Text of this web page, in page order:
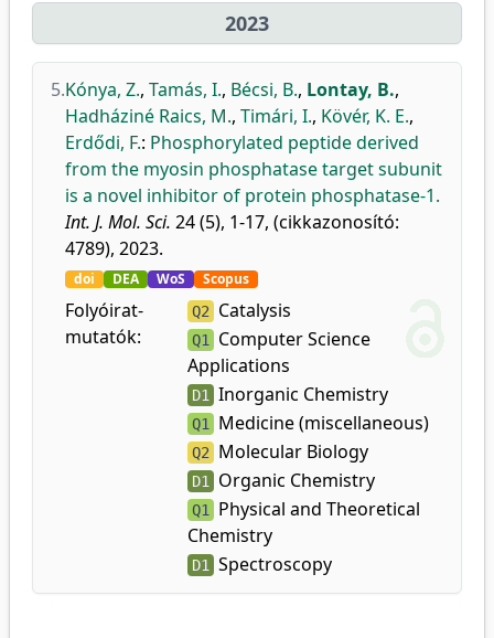
2023
5.Kónya, Z., Tamás, I., Bécsi, B., Lontay, B.,
Hadháziné Raics, M., Timári, I., Kövér, K. E.,
Erdődi, F.: Phosphorylated peptide derived
from the myosin phosphatase target subunit
is a novel inhibitor of protein phosphatase-1.
Int. J. Mol. Sci. 24 (5), 1-17, (cikkazonosító:
4789), 2023.
doi DEA WoS Scopus
Folyóirat-
mutatók:
Q2 Catalysis
Q1
Computer Science
Applications
D1 Inorganic Chemistry
Q1 Medicine (miscellaneous)
Q2 Molecular Biology
D1 Organic Chemistry
Q1
Physical and Theoretical
Chemistry
D1 Spectroscopy